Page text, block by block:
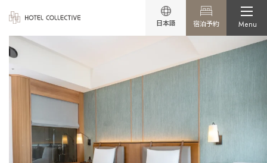
日本語 宿泊予約 Menu